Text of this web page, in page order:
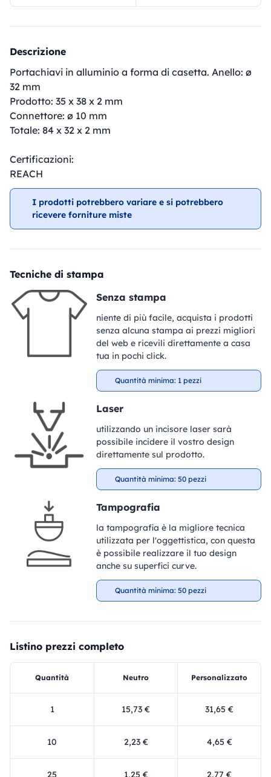
Descrizione
Portachiavi in ​​alluminio a forma di casetta. Anello: ø
32 mm
Prodotto: 35 x 38 x 2 mm
Connettore: ø 10 mm
Totale: 84 x 32 x 2 mm
Certificazioni:
REACH
I prodotti potrebbero variare e si potrebbero
ricevere forniture miste
Tecniche di stampa
Senza stampa
niente di più facile, acquista i prodotti
senza alcuna stampa ai prezzi migliori
del web e ricevili direttamente a casa
tua in pochi click.
Quantità minima: 1 pezzi
Laser
utilizzando un incisore laser sarà
possibile incidere il vostro design
direttamente sul prodotto.
Quantità minima: 50 pezzi
Tampografia
la tampografia è la migliore tecnica
utilizzata per l'oggettistica, con questa
è possibile realizzare il tuo design
anche su superfici curve.
Quantità minima: 50 pezzi
Listino prezzi completo
Quantità Neutro Personalizzato
1 15,73 € 31,65 €
10 2,23 € 4,65 €
25 1,25 € 2,77 €